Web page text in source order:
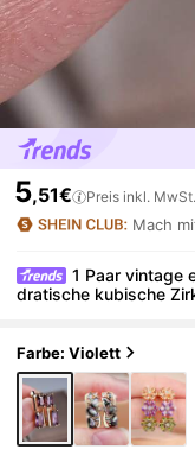
5,51€ Preis inkl.
Mach
1 Paar vintage
dratische kubische
Farbe: Violett